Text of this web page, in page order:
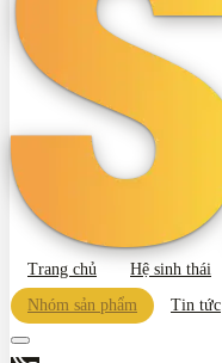
Trang chủ Hệ sinh thái
Nhóm sản phẩm
Tin tức